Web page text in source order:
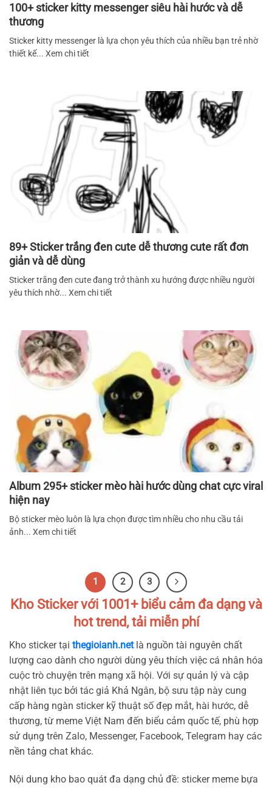
100+ sticker kitty messenger siêu hài hước và dễ
thương
Sticker kitty messenger là lựa chọn yêu thích của nhiều bạn trẻ nhờ
thiết kế... Xem chi tiết
89+ Sticker trắng đen cute dễ thương cute rất đơn
giản và dễ dùng
Sticker trắng đen cute đang trở thành xu hướng được nhiều người
yêu thích nhờ... Xem chi tiết
Album 295+ sticker mèo hài hước dùng chat cực viral
hiện nay
Bộ sticker mèo luôn là lựa chọn được tìm nhiều cho nhu cầu tải
ảnh... Xem chi tiết
1 2 3
Kho Sticker với 1001+ biểu cảm đa dạng và
hot trend, tải miễn phí
Kho sticker tại thegioianh.netlà nguồn tài nguyên chất
lượng cao dành cho người dùng yêu thích việc cá nhân hóa
cuộc trò chuyện trên mạng xã hội. Với sự quản lý và cập
nhật liên tục bởi tác giả Khả Ngân, bộ sưu tập này cung
cấp hàng ngàn sticker kỹ thuật số đẹp mắt, hài hước, dễ
thương, từ meme Việt Nam đến biểu cảm quốc tế, phù hợp
sử dụng trên Zalo, Messenger, Facebook, Telegram hay các
nền tảng chat khác.
Nội dung kho bao quát đa dạng chủ đề: sticker meme bựa